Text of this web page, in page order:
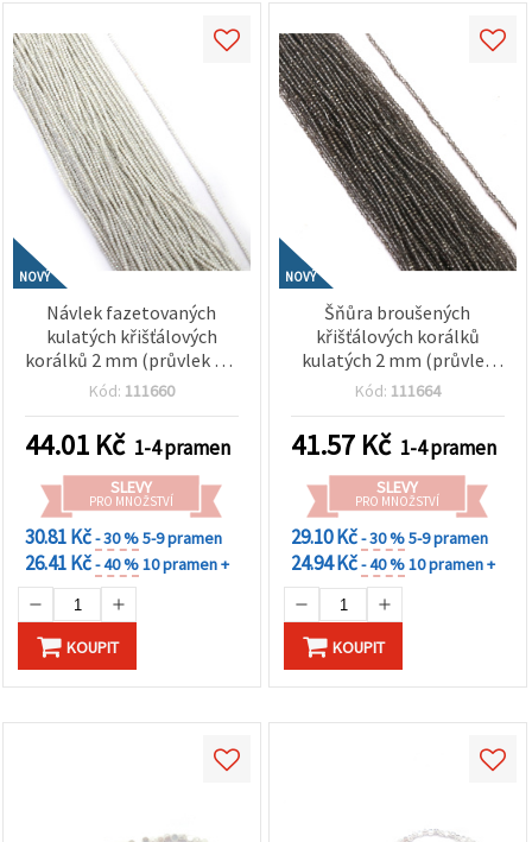
NOVÝ
Návlek fazetovaných
kulatých křišťálových
korálků 2 mm (průvlek 0,6
mm) – hladké
třpytivým AB efektem,
mix ~220 ks
Kód: 111660
44.01 Kč 1-4 pramen
SLEVY
PRO MNOŽSTVÍ
30.81 Kč- 30 %5-9 pramen
26.41 Kč- 40 %10 pramen +
KOUPIT
NOVÝ
Šňůra broušených
křišťálových korálků
kulatých 2 mm (průvlek
0,6 mm) – transparentní
metalickým leskem ~200
ks
Kód: 111664
41.57 Kč 1-4 pramen
SLEVY
PRO MNOŽSTVÍ
29.10 Kč- 30 %5-9 pramen
24.94 Kč- 40 %10 pramen +
KOUPIT